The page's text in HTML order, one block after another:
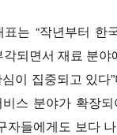
는 “작년부터 한
되면서 재료 분
이 집중되고 있다
스 분야가 확장
자들에게도 보다